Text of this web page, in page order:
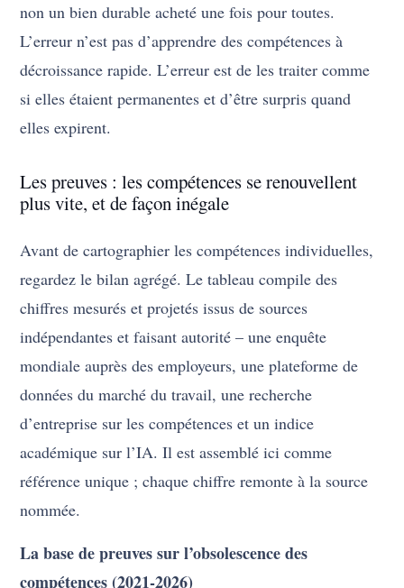
non un bien durable acheté une fois pour toutes.
L’erreur n’est pas d’apprendre des compétences à
décroissance rapide. L’erreur est de les traiter comme
si elles étaient permanentes et d’être surpris quand
elles expirent.
Les preuves : les compétences se renouvellent
plus vite, et de façon inégale
Avant de cartographier les compétences individuelles,
regardez le bilan agrégé. Le tableau compile des
chiffres mesurés et projetés issus de sources
indépendantes et faisant autorité – une enquête
mondiale auprès des employeurs, une plateforme de
données du marché du travail, une recherche
d’entreprise sur les compétences et un indice
académique sur l’IA. Il est assemblé ici comme
référence unique ; chaque chiffre remonte à la source
nommée.
La base de preuves sur l’obsolescence des
compétences (2021-2026)